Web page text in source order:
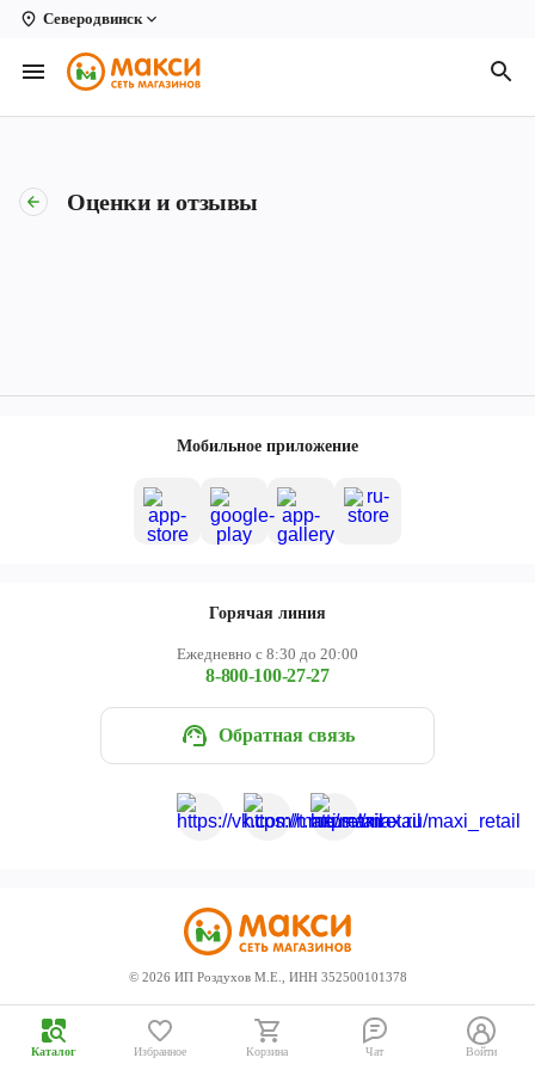
Северодвинск
Вологда
Архангельск
Киров
Новодвинск
Оценки и отзывы
Мобильное приложение
Горячая линия
Ежедневно с 8:30 до 20:00
8-800-100-27-27
Обратная связь
© 2026 ИП Роздухов М.Е., ИНН 352500101378
Каталог Избранное Корзина Чат Войти